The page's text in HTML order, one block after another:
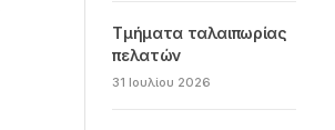
Τμήματα ταλαιπωρίας
πελατών
31 Ιουλίου 2026